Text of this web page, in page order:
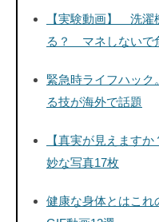
【実験動画】 洗濯
る？ マネしないで
緊急時ライフハック
る技が海外で話題
【真実が見えます
妙な写真17枚
健康な身体とはこ